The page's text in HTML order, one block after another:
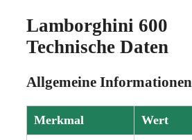
Lamborghini 600
Technische Daten
Allgemeine Informationen
Merkmal Wert